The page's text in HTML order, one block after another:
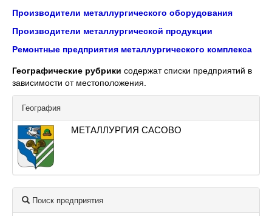
Производители металлургического оборудования
Производители металлургической продукции
Ремонтные предприятия металлургического комплекса
Географические рубрики содержат списки предприятий в
зависимости от местоположения.
География
МЕТАЛЛУРГИЯ САСОВО
Поиск предприятия